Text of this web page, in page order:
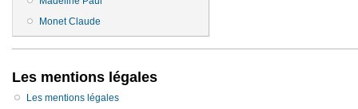
Monet Claude
Les mentions légales
Les mentions légales